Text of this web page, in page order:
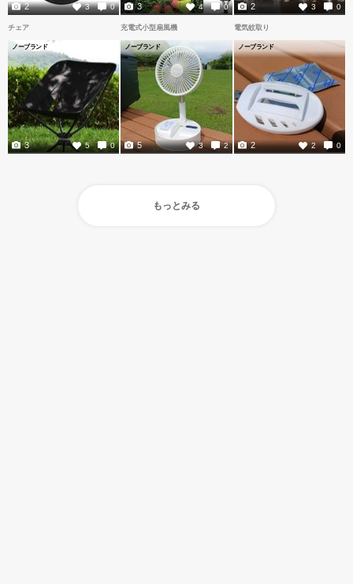
3 0
2 4 0
3 3 0
2
チェア
ノーブランド
5 0
3
充電式小型扇風機
ノーブランド
3 2
5
電気蚊取り
ノーブランド
2 0
2
もっとみる